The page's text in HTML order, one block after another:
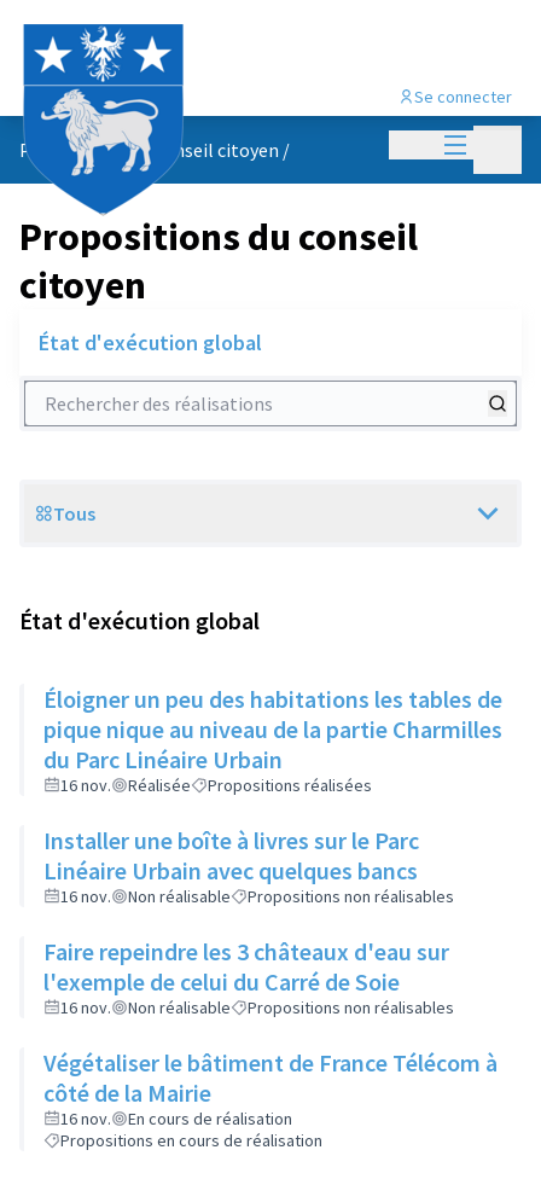
Menu
Se connecter
Propositions du conseil citoyen /
Propositions du conseil
citoyen
État d'exécution global
Rechercher des réalisations
Scope
Tous
État d'exécution global
Éloigner un peu des habitations les tables de
pique nique au niveau de la partie Charmilles
du Parc Linéaire Urbain
16 nov. Réalisée Propositions réalisées
Installer une boîte à livres sur le Parc
Linéaire Urbain avec quelques bancs
16 nov. Non réalisable Propositions non réalisables
Faire repeindre les 3 châteaux d'eau sur
l'exemple de celui du Carré de Soie
16 nov. Non réalisable Propositions non réalisables
Végétaliser le bâtiment de France Télécom à
côté de la Mairie
16 nov.
En cours de réalisation
Propositions en cours de réalisation